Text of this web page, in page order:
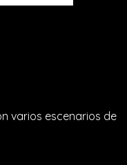
varios escenarios de